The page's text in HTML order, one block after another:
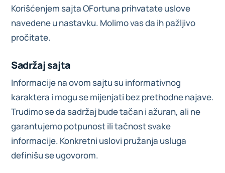
Korišćenjem sajta OFortuna prihvatate uslove
navedene u nastavku. Molimo vas da ih pažljivo
pročitate.
Sadržaj sajta
Informacije na ovom sajtu su informativnog
karaktera i mogu se mijenjati bez prethodne najave.
Trudimo se da sadržaj bude tačan i ažuran, ali ne
garantujemo potpunost ili tačnost svake
informacije. Konkretni uslovi pružanja usluga
definišu se ugovorom.